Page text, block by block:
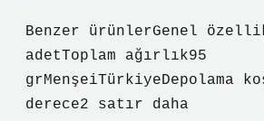
Benzer ürünlerGenel
adetToplam ağırlık95
grMenşeiTürkiyeDepolama
derece2 satır daha